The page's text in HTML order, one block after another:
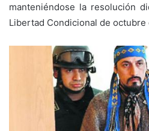
manteniéndose la resolución
Libertad Condicional de octubre